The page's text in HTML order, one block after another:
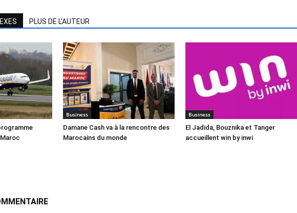
PLUS DE L'AUTEUR
Business
Damane Cash va à la rencontre des
Marocains du monde
Business
El Jadida, Bouznika et Tanger
accueillent win by inwi